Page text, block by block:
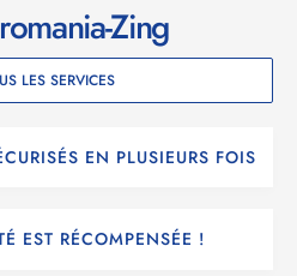
Zing
LES SERVICES
EN PLUSIEURS FOIS
EST RÉCOMPENSÉE !